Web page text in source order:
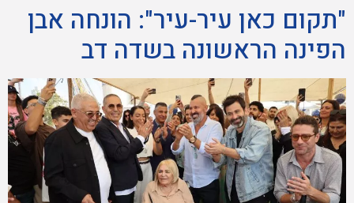
"תקום כאן עיר-עיר": הונחה אבן
הפינה הראשונה בשדה דב